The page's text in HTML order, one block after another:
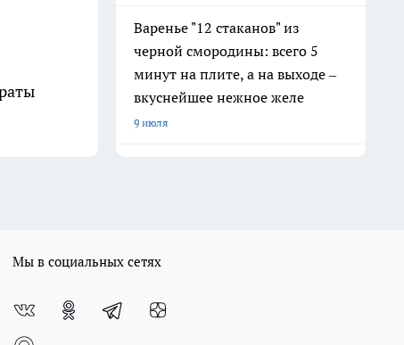
Варенье "12 стаканов" из
черной смородины: всего 5
минут на плите, а на выходе –
вкуснейшее нежное желе
9 июля
Мы в социальных сетях